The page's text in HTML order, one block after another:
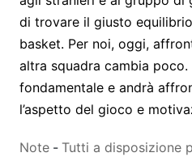
di trovare il giusto
basket. Per noi, oggi,
altra squadra cambia
fondamentale e andrà
l’aspetto del gioco e
Note - Tutti a disposizione